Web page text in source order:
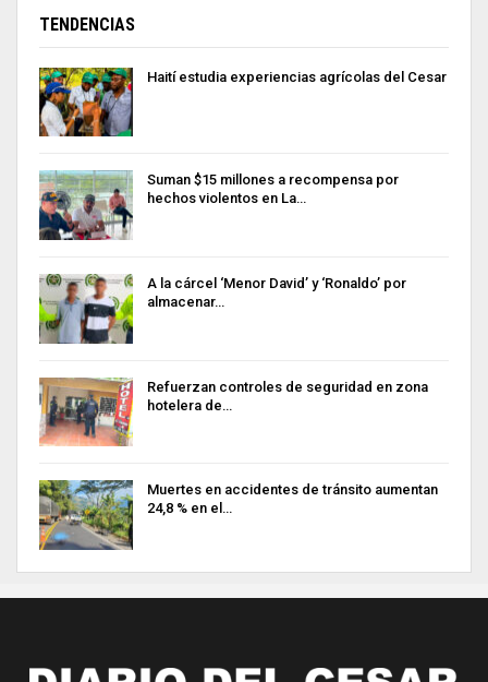
TENDENCIAS
Haití estudia experiencias agrícolas del Cesar
Suman $15 millones a recompensa por
hechos violentos en La…
A la cárcel ‘Menor David’ y ‘Ronaldo’ por
almacenar…
Refuerzan controles de seguridad en zona
hotelera de…
Muertes en accidentes de tránsito aumentan
24,8 % en el…